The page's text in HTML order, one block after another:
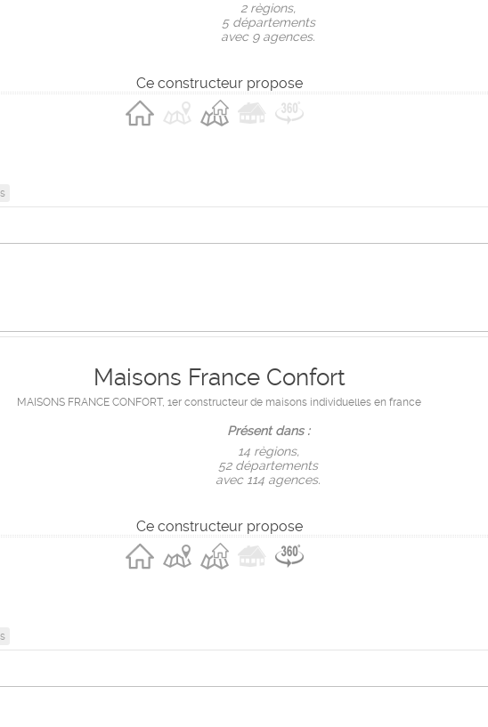
2 règions,
5 départements
avec 9 agences.
Ce constructeur propose
Maisons France Confort
MAISONS FRANCE CONFORT, 1er constructeur de maisons individuelles en france
Présent dans :
14 règions,
52 départements
avec 114 agences.
Ce constructeur propose